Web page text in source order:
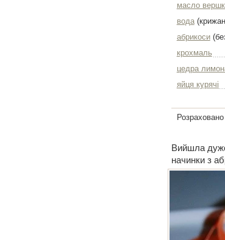
масло
вода
абрикоси
крохмаль
цедра
яйця курячі
Вийшла
начинки з